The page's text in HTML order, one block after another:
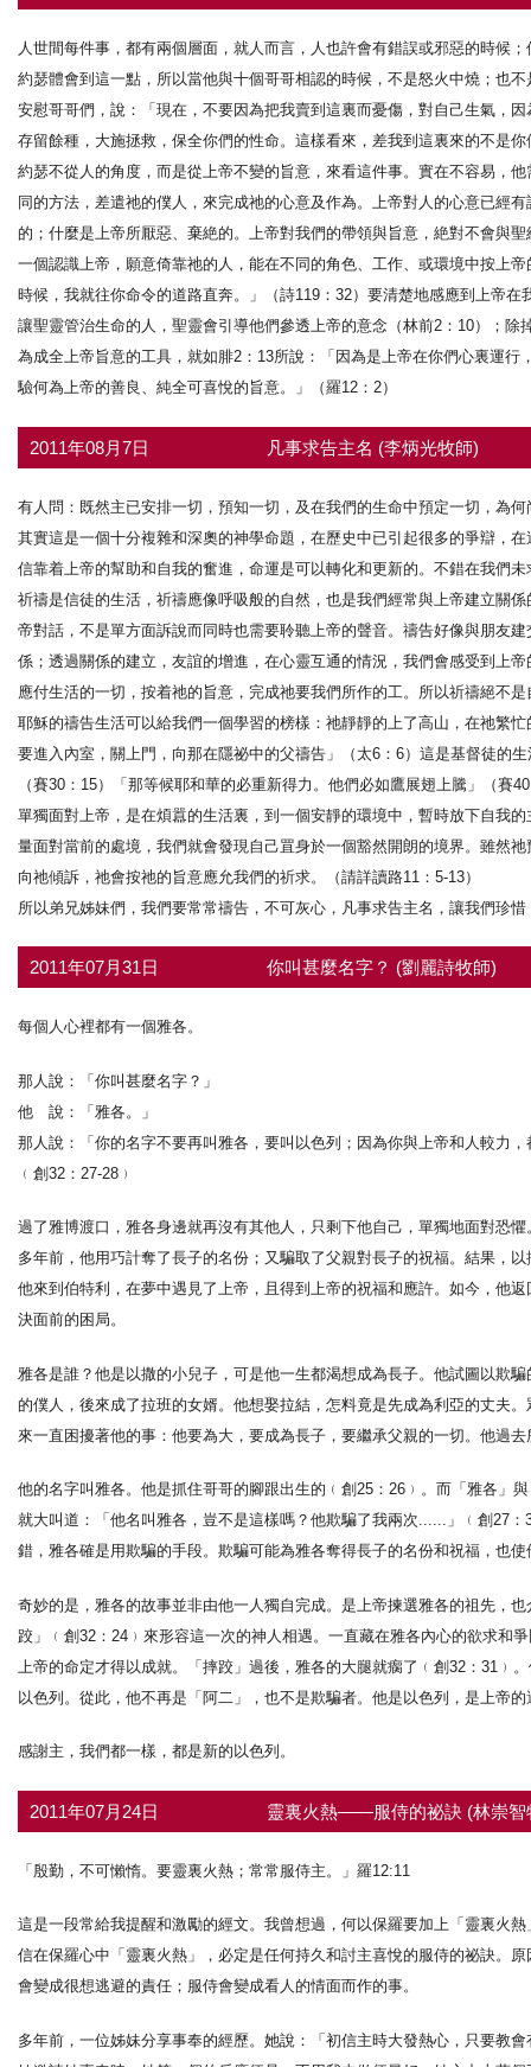
人世間每件事，都有兩個層面，就人而言，人也許會有錯誤或邪惡的時候
約瑟體會到這一點，所以當他與十個哥哥相認的時候，不是怒火中燒；也
安慰哥哥們，說：「現在，不要因為把我賣到這裏而憂傷，對自己生氣
存留餘種，大施拯救，保全你們的性命。這樣看來，差我到這裏來的不是
約瑟不從人的角度，而是從上帝不變的旨意，來看這件事。實在不容易，
同的方法，差遣祂的僕人，來完成祂的心意及作為。上帝對人的心意已經
的；什麼是上帝所厭惡、棄絶的。上帝對我們的帶領與旨意，絶對不會與
一個認識上帝，願意倚靠祂的人，能在不同的角色、工作、或環境中按上
時候，我就往你命令的道路直奔。」（詩119：32）要清楚地感應到上帝
讓聖靈管治生命的人，聖靈會引導他們參透上帝的意念（林前2：10）；
為成全上帝旨意的工具，就如腓2：13所說：「因為是上帝在你們心裏運
驗何為上帝的善良、純全可喜悅的旨意。」（羅12：2）
2011年08月7日 凡事求告主名 (李炳光牧師)
有人問：既然主已安排一切，預知一切，及在我們的生命中預定一切，為
其實這是一個十分複雜和深奧的神學命題，在歷史中已引起很多的爭辯，
信靠着上帝的幫助和自我的奮進，命運是可以轉化和更新的。不錯在我們
祈禱是信徒的生活，祈禱應像呼吸般的自然，也是我們經常與上帝建立關
帝對話，不是單方面訴說而同時也需要聆聽上帝的聲音。禱告好像與朋友
係；透過關係的建立，友誼的增進，在心靈互通的情況，我們會感受到上
應付生活的一切，按着祂的旨意，完成祂要我們所作的工。所以祈禱絕不
耶穌的禱告生活可以給我們一個學習的榜樣：祂靜靜的上了高山，在祂繁
要進入內室，關上門，向那在隱祕中的父禱告」（太6：6）這是基督徒的
（賽30：15）「那等候耶和華的必重新得力。他們必如鷹展翅上騰」（賽
單獨面對上帝，是在煩囂的生活裏，到一個安靜的環境中，暫時放下自我
量面對當前的處境，我們就會發現自己罝身於一個豁然開朗的境界。雖然
向祂傾訴，祂會按祂的旨意應允我們的祈求。（請詳讀路11：5-13）
所以弟兄姊妹們，我們要常常禱告，不可灰心，凡事求告主名，讓我們珍
2011年07月31日 你叫甚麼名字？ (劉麗詩牧師)
每個人心裡都有一個雅各。
那人說：「你叫甚麼名字？」
他 說：「雅各。」
那人說：「你的名字不要再叫雅各，要叫以色列；因為你與上帝和人較力，
﹙創32：27-28﹚
過了雅博渡口，雅各身邊就再沒有其他人，只剩下他自己，單獨地面對恐懼
多年前，他用巧計奪了長子的名份；又騙取了父親對長子的祝福。結果，
他來到伯特利，在夢中遇見了上帝，且得到上帝的祝福和應許。如今，他
決面前的困局。
雅各是誰？他是以撒的小兒子，可是他一生都渴想成為長子。他試圖以欺
的僕人，後來成了拉班的女婿。他想娶拉結，怎料竟是先成為利亞的丈夫
來一直困擾著他的事：他要為大，要成為長子，要繼承父親的一切。他過
他的名字叫雅各。他是抓住哥哥的腳跟出生的﹙創25：26﹚。而「雅各」
就大叫道：「他名叫雅各，豈不是這樣嗎？他欺騙了我兩次......」﹙創27
錯，雅各確是用欺騙的手段。欺騙可能為雅各奪得長子的名份和祝福，也
奇妙的是，雅各的故事並非由他一人獨自完成。是上帝揀選雅各的祖先，
跤」﹙創32：24﹚來形容這一次的神人相遇。一直藏在雅各內心的欲求和
上帝的命定才得以成就。「摔跤」過後，雅各的大腿就瘸了﹙創32：
以色列。從此，他不再是「阿二」，也不是欺騙者。他是以色列，是上帝
感謝主，我們都一樣，都是新的以色列。
2011年07月24日 靈裏火熱——服侍的祕訣 (林崇
「殷勤，不可懶惰。要靈裏火熱；常常服侍主。」羅12:11
這是一段常給我提醒和激勵的經文。我曾想過，何以保羅要加上「靈裏火
信在保羅心中「靈裏火熱」，必定是任何持久和討主喜悅的服侍的祕訣。
會變成很想逃避的責任；服侍會變成看人的情面而作的事。
多年前，一位姊妹分享事奉的經歷。她說：「初信主時大發熱心，只要教